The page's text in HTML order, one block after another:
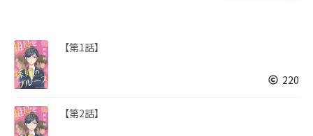
【第1話】
220
【第2話】